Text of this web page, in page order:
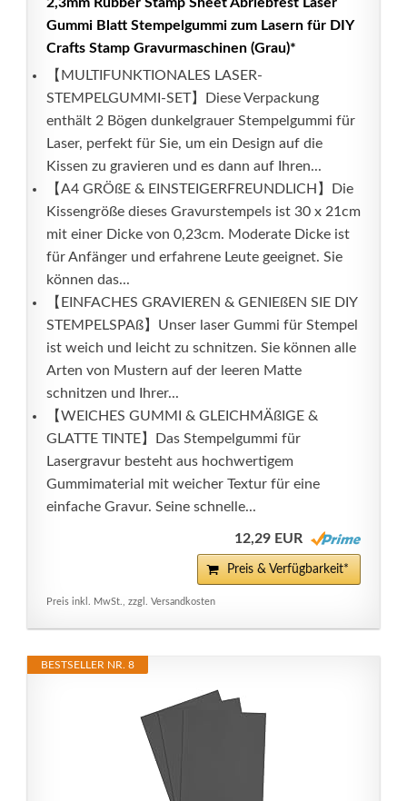
Gummi Blatt Stempelgummi zum Lasern für DIY
Crafts Stamp Gravurmaschinen (Grau)*
【MULTIFUNKTIONALES LASER-
STEMPELGUMMI-SET】Diese Verpackung
enthält 2 Bögen dunkelgrauer Stempelgummi für
Laser, perfekt für Sie, um ein Design auf die
Kissen zu gravieren und es dann auf Ihren...
【A4 GRÖßE & EINSTEIGERFREUNDLICH】Die
Kissengröße dieses Gravurstempels ist 30 x 21cm
mit einer Dicke von 0,23cm. Moderate Dicke ist
für Anfänger und erfahrene Leute geeignet. Sie
können das...
【EINFACHES GRAVIEREN & GENIEßEN SIE DIY
STEMPELSPAß】Unser laser Gummi für Stempel
ist weich und leicht zu schnitzen. Sie können alle
Arten von Mustern auf der leeren Matte
schnitzen und Ihrer...
【WEICHES GUMMI & GLEICHMÄßIGE &
GLATTE TINTE】Das Stempelgummi für
Lasergravur besteht aus hochwertigem
Gummimaterial mit weicher Textur für eine
einfache Gravur. Seine schnelle...
12,29 EUR
Preis & Verfügbarkeit*
Preis inkl. MwSt., zzgl. Versandkosten
BESTSELLER NR. 8